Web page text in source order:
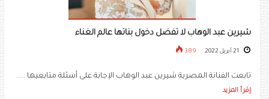
شيرين عبد الوهاب لا تفضل دخول بناتها عالم الغناء
389
تابعت الفنانة المصرية ​شيرين عبد الوهاب​ الإجابة على أسئلة متابعيها .....
إقرأ المزيد